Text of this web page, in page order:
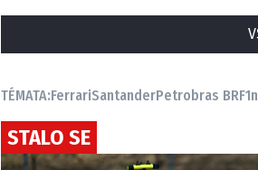
TÉMATA:FerrariSantanderPetrobras BR
STALO SE